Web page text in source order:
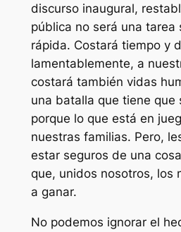
discurso inaugural,
pública no será una tarea
rápida. Costará tiempo y
lamentablemente, a
costará también vidas
una batalla que tiene que
porque lo que está en
nuestras familias. Pero,
estar seguros de una
que, unidos nosotros, los
a ganar.
No podemos ignorar el